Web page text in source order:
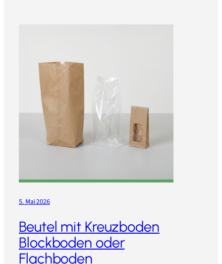
5. Mai 2026
Beutel mit Kreuzboden
Blockboden oder
Flachboden